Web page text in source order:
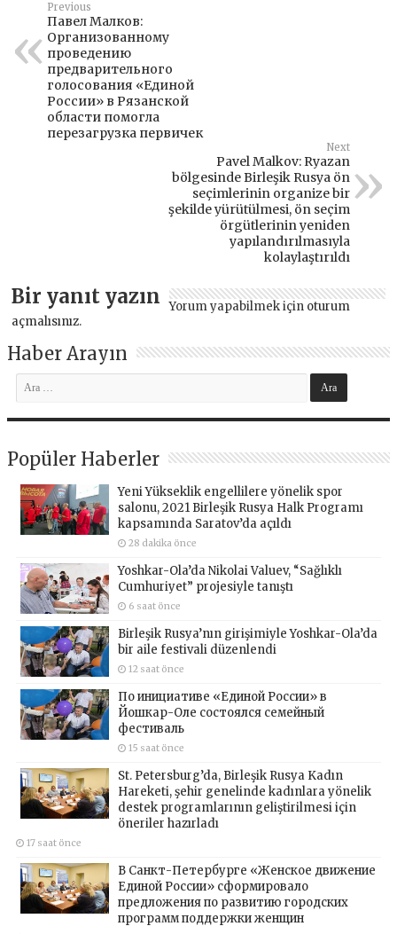
Previous
Павел Малков:
Организованному
проведению
предварительного
голосования «Единой
России» в Рязанской
области помогла
перезагрузка первичек
Next
Pavel Malkov: Ryazan
bölgesinde Birleşik Rusya ön
seçimlerinin organize bir
şekilde yürütülmesi, ön seçim
örgütlerinin yeniden
yapılandırılmasıyla
kolaylaştırıldı
Bir yanıt yazın Yorum yapabilmek için oturum
açmalısınız.
Haber Arayın
Popüler Haberler
Yeni Yükseklik engellilere yönelik spor
salonu, 2021 Birleşik Rusya Halk Programı
kapsamında Saratov’da açıldı
28 dakika önce
Yoshkar-Ola’da Nikolai Valuev, “Sağlıklı
Cumhuriyet” projesiyle tanıştı
6 saat önce
Birleşik Rusya’nın girişimiyle Yoshkar-Ola’da
bir aile festivali düzenlendi
12 saat önce
По инициативе «Единой России» в
Йошкар-Оле состоялся семейный
фестиваль
15 saat önce
St. Petersburg’da, Birleşik Rusya Kadın
Hareketi, şehir genelinde kadınlara yönelik
destek programlarının geliştirilmesi için
öneriler hazırladı
17 saat önce
В Санкт-Петербурге «Женское движение
Единой России» сформировало
предложения по развитию городских
программ поддержки женщин